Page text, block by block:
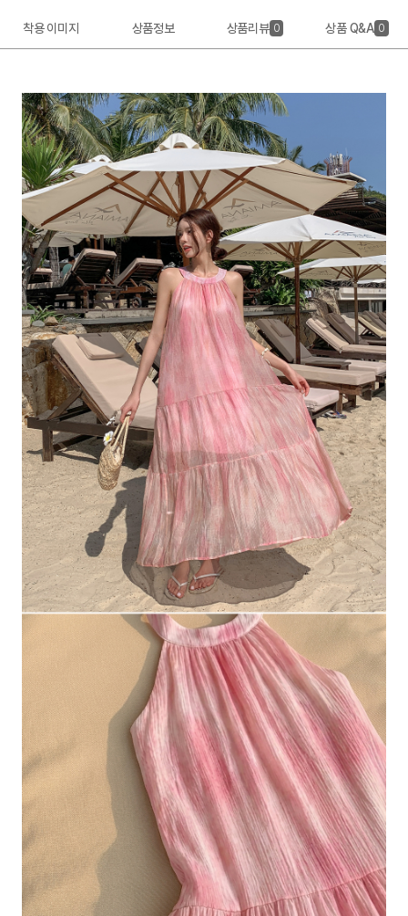
착용 이미지 상품정보 상품리뷰 0 상품 Q&A 0